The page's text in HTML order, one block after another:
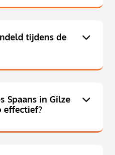
tijdens de
Spaans in Gilze
effectief?